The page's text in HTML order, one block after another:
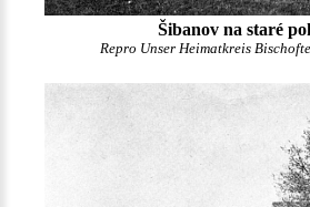
Šibanov na staré
Repro Unser Heimatkreis